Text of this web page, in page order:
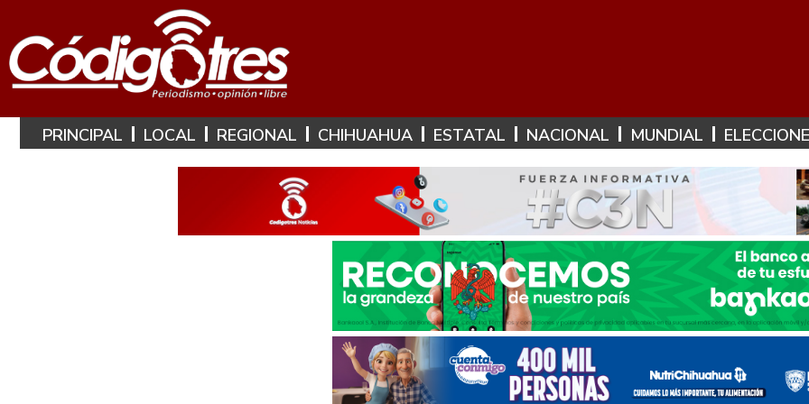
PRINCIPAL LOCAL REGIONAL CHIHUAHUA ESTATAL NACIONAL MUNDIAL